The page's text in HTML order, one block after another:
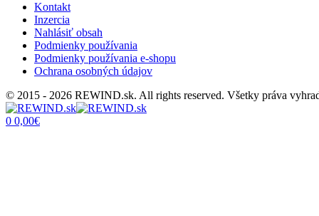
Kontakt
Inzercia
Nahlásiť obsah
Podmienky používania
Podmienky používania e-shopu
Ochrana osobných údajov
© 2015 - 2026 REWIND.sk. All rights reserved. Všetky práva
0 0,00€